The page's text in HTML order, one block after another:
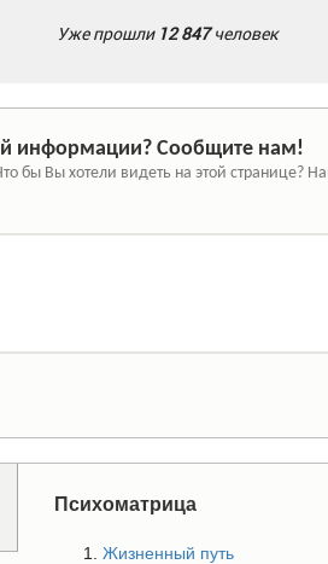
Уже прошли 12 847человек
информации? Сообщите нам!
бы Вы хотели видеть на этой странице?
Психоматрица
Жизненный путь